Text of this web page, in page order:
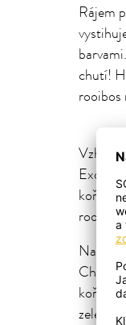
Rájem
chutí!
rooibos
rooibos.
Naše